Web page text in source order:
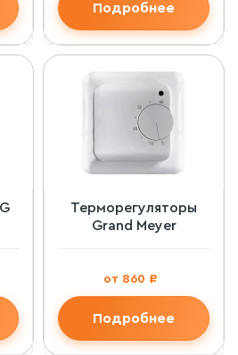
Подробнее
Терморегуляторы
Grand Meyer
от 860 ₽
Подробнее